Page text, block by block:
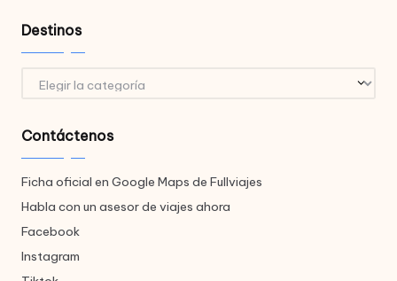
Destinos
Contáctenos
Ficha oficial en Google Maps de Fullviajes
Habla con un asesor de viajes ahora
Facebook
Instagram